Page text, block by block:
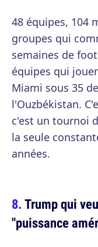
48 équipes, 104
groupes qui
semaines de
équipes qui
Miami sous 35
l'Ouzbékistan.
c'est un tournoi
la seule
années.
Trump qui
"puissance